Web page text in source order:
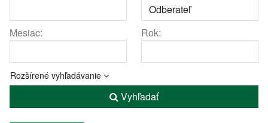
Mesiac: Rok:
Rozšírené vyhľadávanie
Vyhľadať